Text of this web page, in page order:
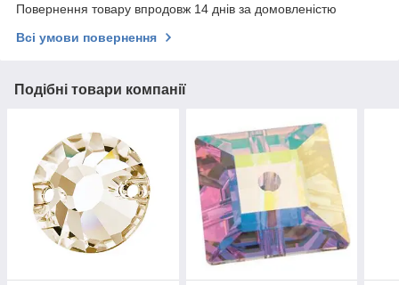
Повернення товару впродовж 14 днів за домовленістю
Всі умови повернення
Подібні товари компанії